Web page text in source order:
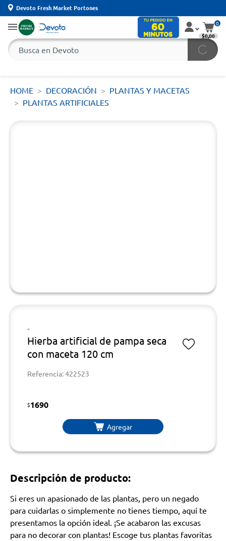
Devoto Fresh Market Portones
0
$0,00
HOME DECORACIÓN
PLANTAS Y MACETAS
PLANTAS ARTIFICIALES
-
Hierba artificial de pampa seca
con maceta 120 cm
Referencia: 422523
$1690
Agregar
Descripción de producto:
Si eres un apasionado de las plantas, pero un negado
para cuidarlas o simplemente no tienes tiempo, aquí te
presentamos la opción ideal. ¡Se acabaron las excusas
para no decorar con plantas! Escoge tus plantas favoritas